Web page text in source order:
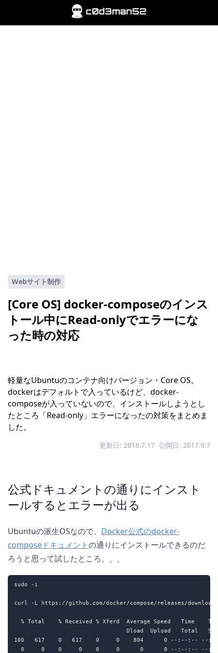
Webサイト制作
[Core OS] docker-composeのインス
トール中にRead-onlyでエラーにな
った時の対応
軽量なUbuntuのコンテナ向けバージョン・Core OS。
dockerはデフォルトで入っているけど、docker-
composeが入っていないので、インストールしようとし
たところ「Read-only」エラーになったの対策をまとめま
した。
更新日: 2018.7.17 公開日: 2017.9.7
公式ドキュメントの通りにインスト
ールするとエラーが出る
Ubuntuの派生OSなので、 Docker公式のdocker-
composeドキュメントの通りにインストールできるのだ
ろうと思って試したところ、、、
sudo -i
curl -L https://github.com/docker/compose/releases/
% Total    % Received % Xferd  Average Speed   Time
Dload  Upload   Total
100   617    0   617    0     0    804      0 --:--:-- --
0     0    0     0    0     0      0      0 --:--:-- --